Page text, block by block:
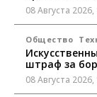
08 Августа 2026,
Общество
штраф за
08 Августа 2026,